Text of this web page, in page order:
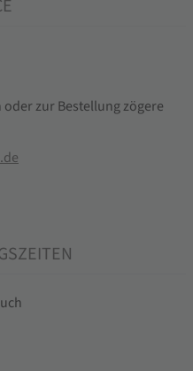
zur Bestellung zögere